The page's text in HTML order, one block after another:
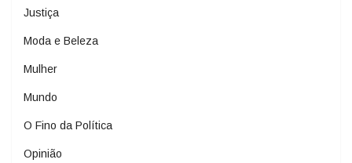
Justiça
Moda e Beleza
Mulher
Mundo
O Fino da Política
Opinião